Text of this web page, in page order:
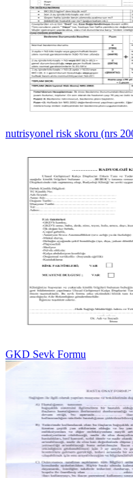
nutrisyonel risk skoru (nrs
GKD Sevk Formu